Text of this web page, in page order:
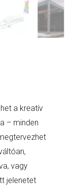
a kreatív
– minden
vagy
jelenetet